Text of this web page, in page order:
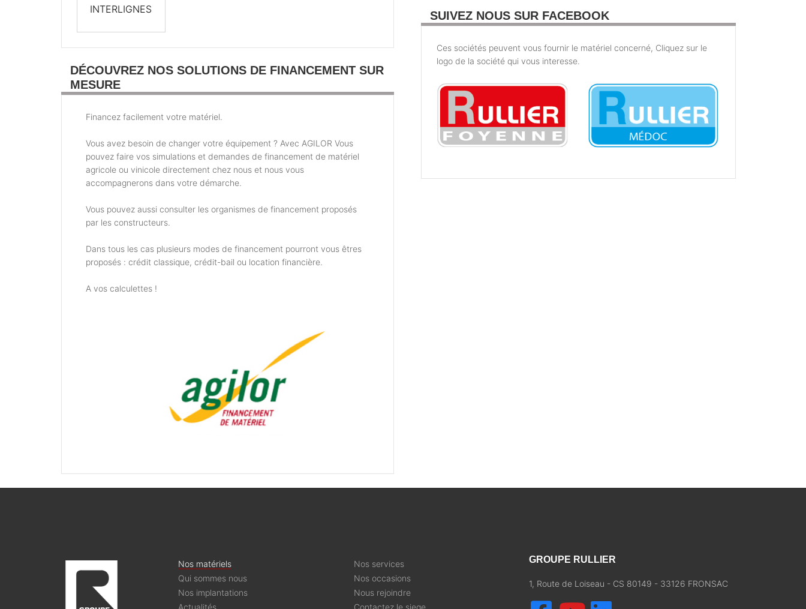
INTERLIGNES
DÉCOUVREZ NOS SOLUTIONS DE FINANCEMENT SUR
MESURE
Financez facilement votre matériel.
Vous avez besoin de changer votre équipement ? Avec AGILOR Vous
pouvez faire vos simulations et demandes de financement de matériel
agricole ou vinicole directement chez nous et nous vous
accompagnerons dans votre démarche.
Vous pouvez aussi consulter les organismes de financement proposés
par les constructeurs.
Dans tous les cas plusieurs modes de financement pourront vous êtres
proposés : crédit classique, crédit-bail ou location financière.
A vos calculettes !
SUIVEZ NOUS SUR FACEBOOK
Ces sociétés peuvent vous fournir le matériel concerné, Cliquez sur le
logo de la société qui vous interesse.
Nos matériels
Qui sommes nous
Nos implantations
Actualités
Nos services
Nos occasions
Nous rejoindre
Contactez le siege
GROUPE RULLIER
1, Route de Loiseau - CS 80149 - 33126 FRONSAC